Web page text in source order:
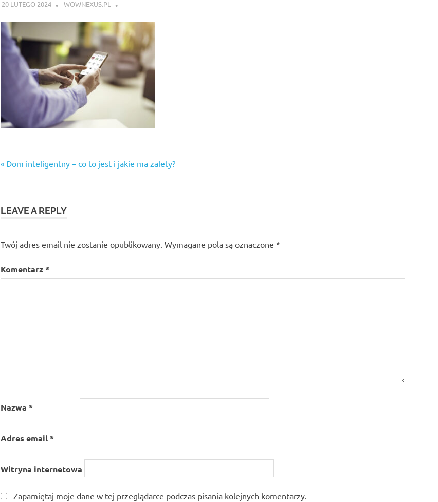
20 LUTEGO 2024 WOWNEXUS.PL
Nawigacja
Previous
Post:
Dom inteligentny – co to jest i jakie ma zalety?
LEAVE A REPLY
Twój adres email nie zostanie opublikowany. Wymagane pola są oznaczone *
Komentarz*
Nazwa *
Adres email*
Witryna internetowa
Zapamiętaj moje dane w tej przeglądarce podczas pisania kolejnych komentarzy.